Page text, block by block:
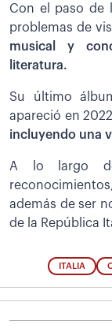
Con el paso de
problemas de
musical y
literatura.
Su último
apareció en
incluyendo una
A lo largo
además de ser
de la República
ITALIA